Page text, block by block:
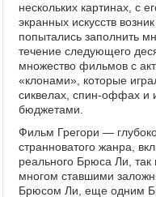
нескольких картинах, с
экранных искусств
попытались заполнить
течение следующего
множество фильмов с
«клонами», которые
сиквелах, спин-оффах и
бюджетами.
Фильм Грегори —
странноватого жанра,
реального Брюса Ли,
многом ставшими
Брюсом Ли, еще одним